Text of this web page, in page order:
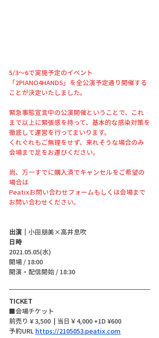
5/3〜6で実施予定のイベント
「2PIANO4HANDS」を全公演予定通り開催する
ことが決定いたしました。
緊急事態宣言中の公演開催ということで、これ
まで以上に緊張感を持って、基本的な感染対策を
徹底して運営を行ってまいります。
くれぐれもご無理をせず、来れそうな場合のみ
会場まで足をお運びください。
尚、万一すでに購入済でキャンセルをご希望の
場合は
Peatixお問い合わせフォームもしくは会場まで
お問い合わせください。
出演｜ 小田朋美×高井息吹
日時
2021.05.05(水)
開場 / 18:00
開演・配信開始 / 18:30
TICKET
■会場チケット
前売り ¥ 3,500  | 当日￥4,000 +1D ¥600
予約URL https://2105053.peatix.com